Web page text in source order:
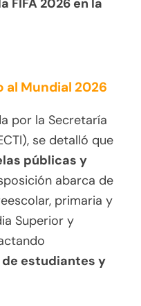
FIFA 2026 en la
al Mundial 2026
por la Secretaría
se detalló que
públicas y
abarca de
primaria y
Superior y
de estudiantes y